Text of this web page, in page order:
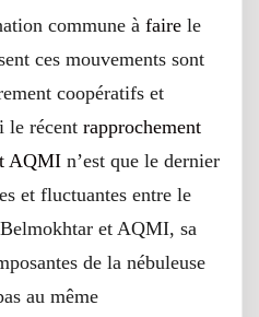
commune à faire le
ces mouvements sont
coopératifs et
le récent rapprochement
AQMI n’est que le dernier
et fluctuantes entre le
et AQMI, sa
de la nébuleuse
au même